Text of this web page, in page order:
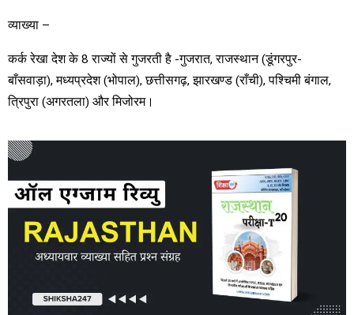
व्याख्या –
कर्क रेखा देश के 8 राज्यों से गुजरती है -गुजरात, राजस्थान (डूंगरपुर-
बाँसवाड़ा), मध्यप्रदेश (भोपाल), छत्तीसगढ़, झारखण्ड (राँची), पश्चिमी बंगाल,
त्रिपुरा (अगरतला) और मिजोरम।